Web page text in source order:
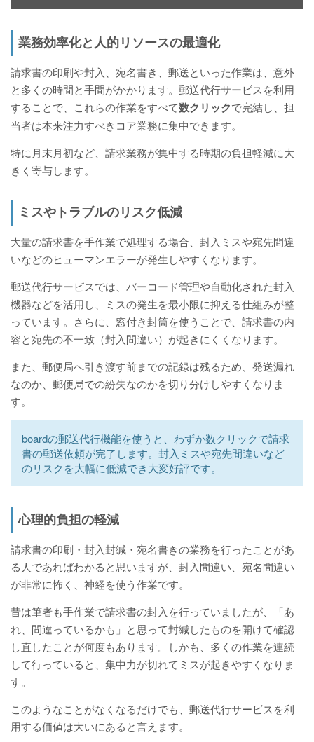
業務効率化と人的リソースの最適化
請求書の印刷や封入、宛名書き、郵送といった作業は、意外
と多くの時間と手間がかかります。郵送代行サービスを利用
することで、これらの作業をすべて数クリックで完結し、担
当者は本来注力すべきコア業務に集中できます。
特に月末月初など、請求業務が集中する時期の負担軽減に大
きく寄与します。
ミスやトラブルのリスク低減
大量の請求書を手作業で処理する場合、封入ミスや宛先間違
いなどのヒューマンエラーが発生しやすくなります。
郵送代行サービスでは、バーコード管理や自動化された封入
機器などを活用し、ミスの発生を最小限に抑える仕組みが整
っています。さらに、窓付き封筒を使うことで、請求書の内
容と宛先の不一致（封入間違い）が起きにくくなります。
また、郵便局へ引き渡す前までの記録は残るため、発送漏れ
なのか、郵便局での紛失なのかを切り分けしやすくなりま
す。
boardの郵送代行機能を使うと、わずか数クリックで請求
書の郵送依頼が完了します。封入ミスや宛先間違いなど
のリスクを大幅に低減でき大変好評です。
心理的負担の軽減
請求書の印刷・封入封緘・宛名書きの業務を行ったことがあ
る人であればわかると思いますが、封入間違い、宛名間違い
が非常に怖く、神経を使う作業です。
昔は筆者も手作業で請求書の封入を行っていましたが、「あ
れ、間違っているかも」と思って封緘したものを開けて確認
し直したことが何度もあります。しかも、多くの作業を連続
して行っていると、集中力が切れてミスが起きやすくなりま
す。
このようなことがなくなるだけでも、郵送代行サービスを利
用する価値は大いにあると言えます。